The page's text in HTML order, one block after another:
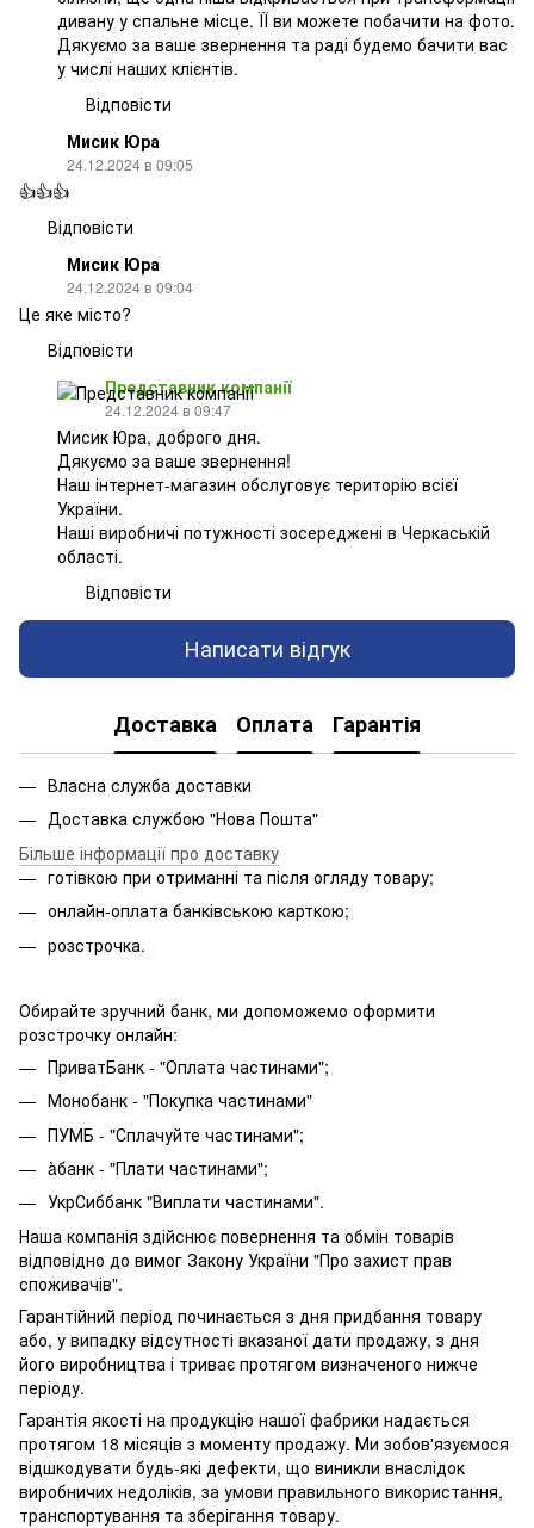
дивану у спальне місце. ЇЇ ви можете побачити на фото.
Дякуємо за ваше звернення та раді будемо бачити вас
у числі наших клієнтів.
Відповісти
Мисик Юра
24.12.2024 в 09:05
👍👍👍
Відповісти
Мисик Юра
24.12.2024 в 09:04
Це яке місто?
Відповісти
Представник компанії
24.12.2024 в 09:47
Мисик Юра, доброго дня.
Дякуємо за ваше звернення!
Наш інтернет-магазин обслуговує територію всієї
України.
Наші виробничі потужності зосереджені в Черкаській
області.
Відповісти
Написати відгук
Доставка Оплата Гарантія
Власна служба доставки
Доставка службою "Нова Пошта"
Більше інформації про доставку
готівкою при отриманні та після огляду товару;
онлайн-оплата банківською карткою;
розстрочка.
Обирайте зручний банк, ми допоможемо оформити
розстрочку онлайн:
ПриватБанк - "Оплата частинами";
Монобанк - "Покупка частинами"
ПУМБ - "Сплачуйте частинами";
àбанк - "Плати частинами";
УкрСиббанк "Виплати частинами".
Наша компанія здійснює повернення та обмін товарів
відповідно до вимог Закону України "Про захист прав
споживачів".
Гарантійний період починається з дня придбання товару
або, у випадку відсутності вказаної дати продажу, з дня
його виробництва і триває протягом визначеного нижче
періоду.
Гарантія якості на продукцію нашої фабрики надається
протягом 18 місяців з моменту продажу. Ми зобов'язуємося
відшкодувати будь-які дефекти, що виникли внаслідок
виробничих недоліків, за умови правильного використання,
транспортування та зберігання товару.